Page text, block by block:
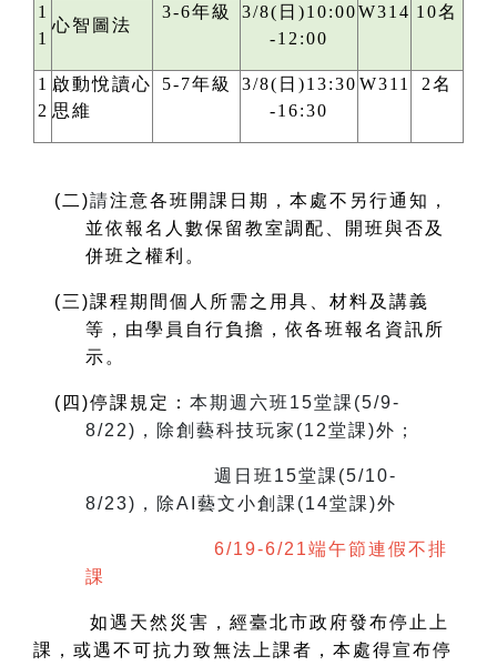
1
1
心智圖法
3-6年級
3/8(日)10:00
-12:00
W314 10名
1
2
啟動悅讀心
思維
5-7年級
3/8(日)13:30
-16:30
W311 2名
( 二)請注意各班開課日期，本處不另行通知，
並依報名人數保留教室調配、開班與否及
併班之權利。
(三)課程期間個人所需之用具、材料及講義
等，由學員自行負擔，依各班報名資訊所
示。
( 四)停課規定： 本期週六班15堂課(5/9-
8/22)，除創藝科技玩家(12堂課)外；
週日班15堂課(5/10-
8/23)，除AI藝文小創課(14堂課)外
6/19-6/21端午節連假不排
課
如遇天然災害，經臺北市政府發布停止上
課，或遇不可抗力致無法上課者，本處得宣布停